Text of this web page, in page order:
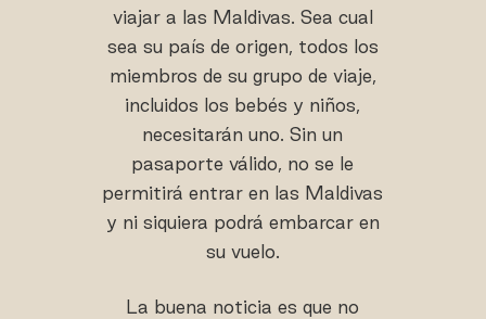
viajar a las Maldivas. Sea cual
sea su país de origen, todos los
miembros de su grupo de viaje,
incluidos los bebés y niños,
necesitarán uno. Sin un
pasaporte válido, no se le
permitirá entrar en las Maldivas
y ni siquiera podrá embarcar en
su vuelo.
La buena noticia es que no